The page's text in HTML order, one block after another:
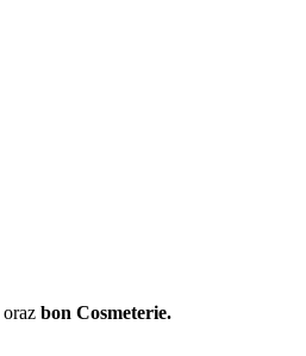
oraz bon Cosmeterie.